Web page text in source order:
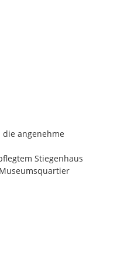
die sowohl
Anbindung schätzen.
angenehme
Stiegenhaus